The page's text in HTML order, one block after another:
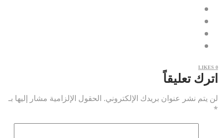
0
LIKES
اترك تعليقاً
لن يتم نشر عنوان بريدك الإلكتروني. الحقول الإلزامية مشار إليها بـ
*